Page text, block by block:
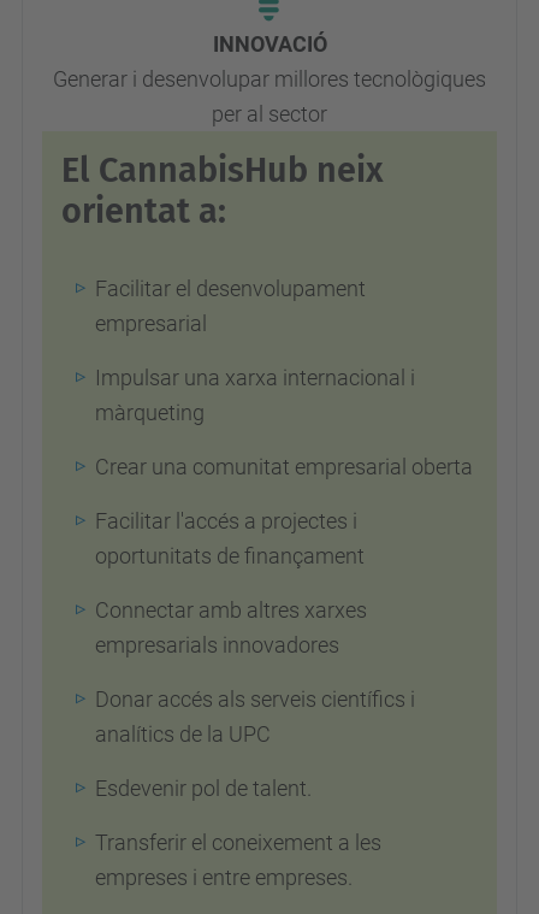
INNOVACIÓ
Generar i desenvolupar millores tecnològiques
per al sector
El CannabisHub neix
orientat a:
Facilitar el desenvolupament
empresarial
Impulsar una xarxa internacional i
màrqueting
Crear una comunitat empresarial oberta
Facilitar l'accés a projectes i
oportunitats de finançament
Connectar amb altres xarxes
empresarials innovadores
Donar accés als serveis científics i
analítics de la UPC
Esdevenir pol de talent.
Transferir el coneixement a les
empreses i entre empreses.